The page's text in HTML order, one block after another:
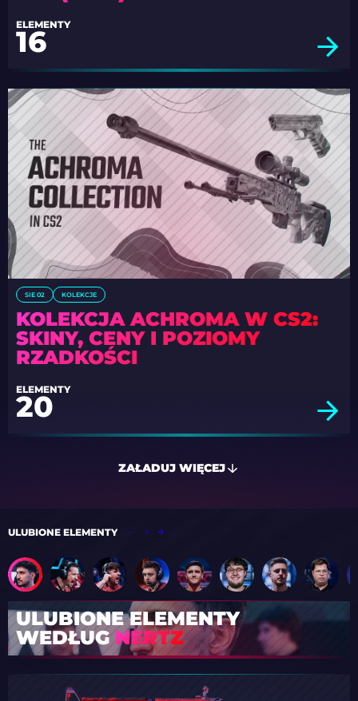
ELEMENTY
16
SIE 02 KOLEKCJE
KOLEKCJA ACHROMA W CS2:
SKINY, CENY I POZIOMY
RZADKOŚCI
ELEMENTY
20
ZAŁADUJ WIĘCEJ
ULUBIONE ELEMENTY
ULUBIONE ELEMENTY
WEDŁUG NERTZ